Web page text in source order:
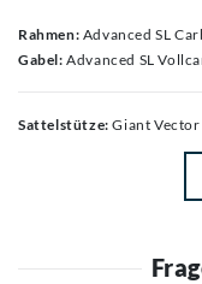
Rahmen: Advanced SL
Gabel: Advanced SL
Sattelstütze: Giant